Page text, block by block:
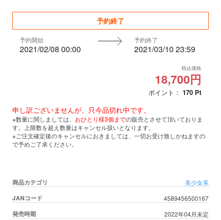
予約終了
予約開始
2021/02/08 00:00
予約終了
2021/03/10 23:59
税込価格
18,700円
ポイント： 170 Pt
申し訳ございませんが、只今品切れ中です。
※数量に関しましては、 おひとり様3個までの販売とさせて頂いておりま
す。上限数を超え数量はキャンセル扱いとなります。
※ご注文確定後のキャンセルにおきましては、一切お受け致しかねますの
で予めご了承ください。
商品カテゴリ 美少女系
JANコード 4589456500167
発売時期 2022年04月未定